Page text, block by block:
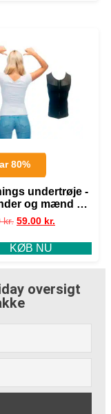
80%
undertrøje -
og mænd – –
XXL
kr. 59.00 kr.
KØB NU
oversigt